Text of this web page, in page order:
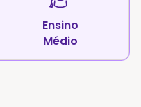
Ensino
Médio